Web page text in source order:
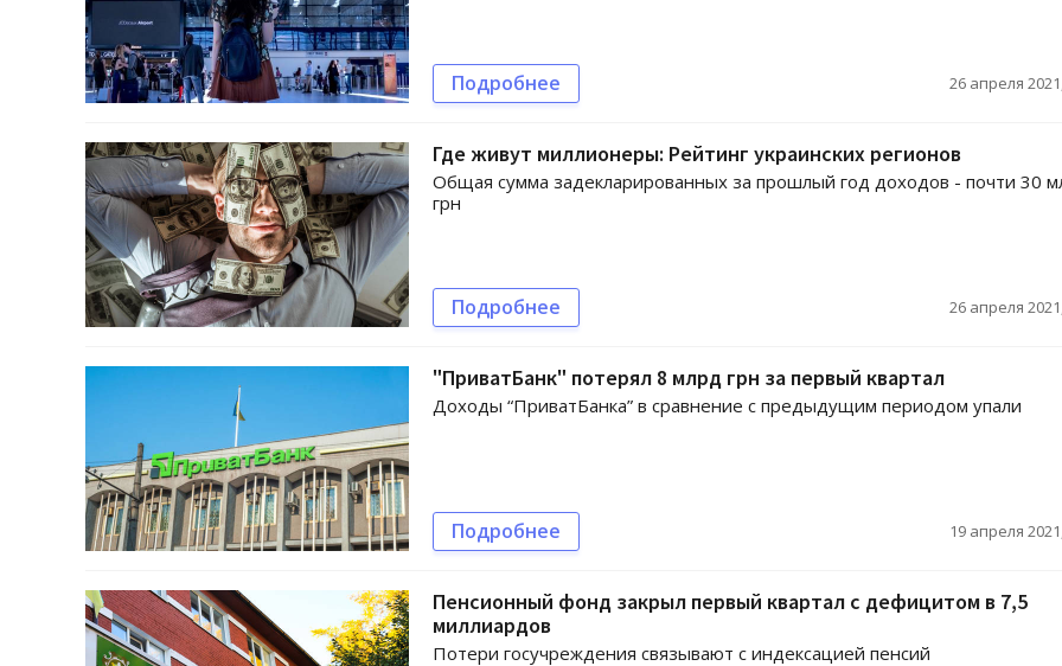
Подробнее 26 апреля
Где живут миллионеры: Рейтинг украинских регионов
Общая сумма задекларированных за прошлый год доходов - почти 30
грн
Подробнее 26 апреля
"ПриватБанк" потерял 8 млрд грн за первый квартал
Доходы “ПриватБанка” в сравнение с предыдущим периодом упали
Подробнее 19 апреля
Пенсионный фонд закрыл первый квартал с дефицитом в 7,5
миллиардов
Потери госучреждения связывают с индексацией пенсий